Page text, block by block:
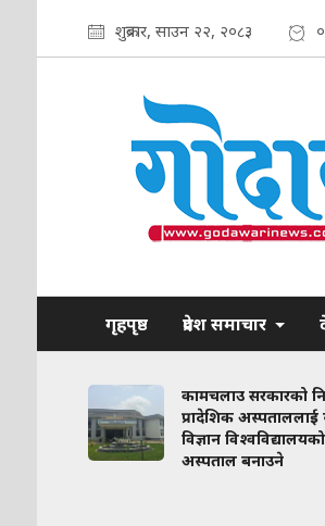
शुक्रबार, साउन २२, २०८३
गृहपृष्ठ प्रदेश समाचार
कामचलाउ सरकारको
प्रादेशिक अस्पताललाई
विज्ञान
अस्पताल बनाउने